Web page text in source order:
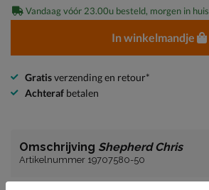
Vandaag vóór 23.00u besteld, morgen in huis
In winkelmandje
Gratisverzending en retour*
Achteraf betalen
Omschrijving Shepherd Chris
Artikelnummer 19707580-50